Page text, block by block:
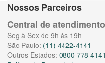
Nossos Parceiros
Central de atendimento
Seg à Sex de 9h às 19h
São Paulo: (11) 4422-4141
Outros Estados: 0800 778 4141